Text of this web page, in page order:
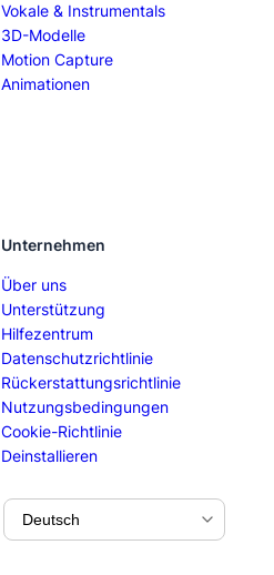
Vokale & Instrumentals
3D-Modelle
Motion Capture
Animationen
Unternehmen
Über uns
Unterstützung
Hilfezentrum
Datenschutzrichtlinie
Rückerstattungsrichtlinie
Nutzungsbedingungen
Cookie-Richtlinie
Deinstallieren